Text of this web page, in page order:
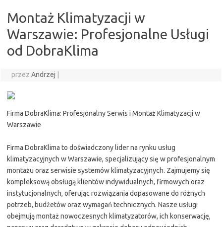
Montaż Klimatyzacji w
Warszawie: Profesjonalne Usługi
od DobraKlima
przez Andrzej
Firma DobraKlima: Profesjonalny Serwis i Montaż Klimatyzacji w
Warszawie
Firma DobraKlima to doświadczony lider na rynku usług
klimatyzacyjnych w Warszawie, specjalizujący się w profesjonalnym
montażu oraz serwisie systemów klimatyzacyjnych. Zajmujemy się
kompleksową obsługą klientów indywidualnych, firmowych oraz
instytucjonalnych, oferując rozwiązania dopasowane do różnych
potrzeb, budżetów oraz wymagań technicznych. Nasze usługi
obejmują montaż nowoczesnych klimatyzatorów, ich konserwację,